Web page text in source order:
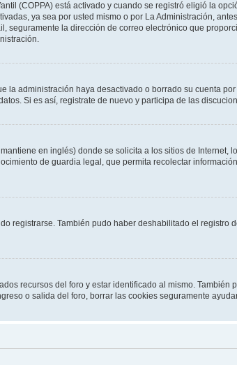
(COPPA) está activado y cuando se registró eligió la
ya sea por usted mismo o por La Administración,
la dirección de correo electrónico que
administración haya desactivado o borrado su cuenta
Si es así, registrate de nuevo y participa de las
en inglés) donde se solicita a los sitios de Internet,
de guardia legal, que permita recolectar
registrarse. También pudo haber deshabilitado el registro
recursos del foro y estar identificado al mismo. También
o salida del foro, borrar las cookies seguramente